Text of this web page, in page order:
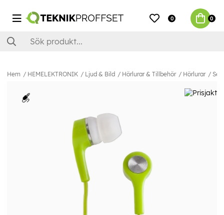
0 0
Hem HEMELEKTRONIK Ljud & Bild Hörlurar & Tillbehör Hörlurar